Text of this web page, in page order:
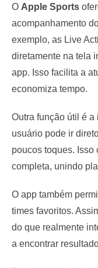
O Apple Sports
acompanhamento
exemplo, as Live
diretamente na tela
app. Isso facilita a
economiza tempo.
Outra função útil é
usuário pode ir
poucos toques. Isso
completa, unindo
O app também
times favoritos.
do que realmente
a encontrar